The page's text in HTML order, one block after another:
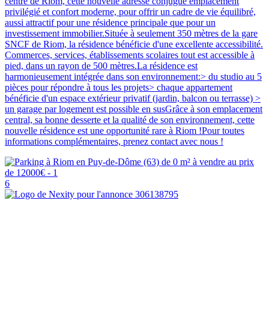
privilégié et confort moderne, pour offrir un cadre de vie équilibré,
aussi attractif pour une résidence principale que pour un
investissement immobilier.Située à seulement 350 mètres de la gare
SNCF de Riom, la résidence bénéficie d'une excellente accessibilité.
Commerces, services, établissements scolaires tout est accessible à
pied, dans un rayon de 500 mètres.La résidence est
harmonieusement intégrée dans son environnement:> du studio au 5
pièces pour répondre à tous les projets> chaque appartement
bénéficie d'un espace extérieur privatif (jardin, balcon ou terrasse) >
un garage par logement est possible en susGrâce à son emplacement
central, sa bonne desserte et la qualité de son environnement, cette
nouvelle résidence est une opportunité rare à Riom !Pour toutes
informations complémentaires, prenez contact avec nous !
6